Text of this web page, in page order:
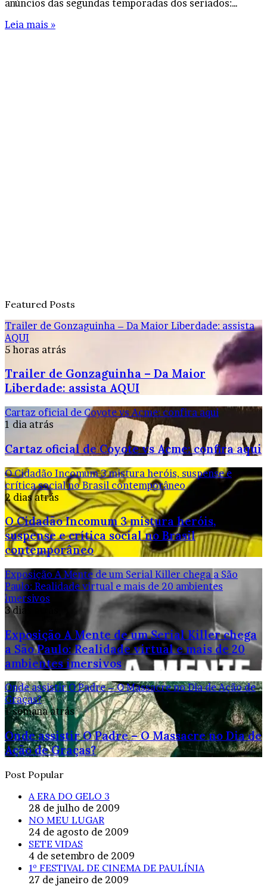
anúncios das segundas temporadas dos seriados:…
Leia mais »
Featured Posts
Trailer de Gonzaguinha – Da Maior Liberdade: assista
AQUI
5 horas atrás
Trailer de Gonzaguinha – Da Maior
Liberdade: assista AQUI
Cartaz oficial de Coyote vs Acme: confira aqui
1 dia atrás
Cartaz oficial de Coyote vs Acme: confira aqui
O Cidadão Incomum 3 mistura heróis, suspense e
crítica social no Brasil contemporâneo
2 dias atrás
O Cidadão Incomum 3 mistura heróis,
suspense e crítica social no Brasil
contemporâneo
Exposição A Mente de um Serial Killer chega a São
Paulo: Realidade virtual e mais de 20 ambientes
imersivos
3 dias atrás
Exposição A Mente de um Serial Killer chega
a São Paulo: Realidade virtual e mais de 20
ambientes imersivos
Onde assistir O Padre – O Massacre no Dia de Ação de
Graças?
1 semana atrás
Onde assistir O Padre – O Massacre no Dia de
Ação de Graças?
Post Popular
A ERA DO GELO 3
28 de julho de 2009
NO MEU LUGAR
24 de agosto de 2009
SETE VIDAS
4 de setembro de 2009
1º FESTIVAL DE CINEMA DE PAULÍNIA
27 de janeiro de 2009